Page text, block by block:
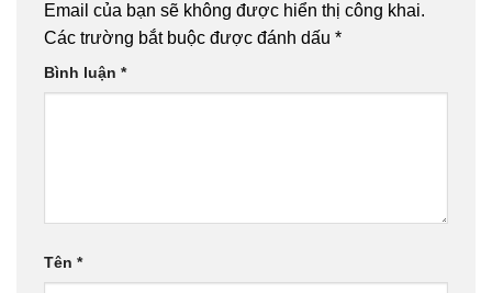
Email của bạn sẽ không được hiển thị công khai.
Các trường bắt buộc được đánh dấu *
Bình luận *
Tên *